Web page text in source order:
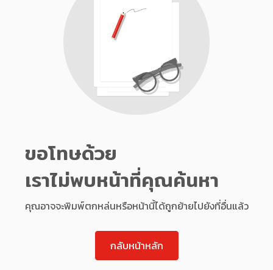
ขอโทษด้วย
เราไม่พบหน้าที่คุณค้นหา
คุณอาจจะพิมพ์ตกหล่นหรือหน้านี้ได้ถูกย้ายไปยังที่อื่นแล้ว
กลับหน้าหลัก